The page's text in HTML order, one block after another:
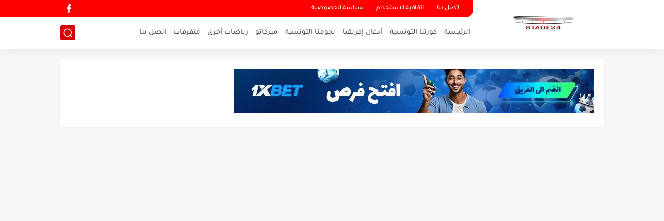
اتصل بنا اتفاقية الاستخدام سياسة الخصوصية
الرئيسية كورتنا التونسية أدغال إفريقيا نجومنا التونسية ميركاتو رياضات أخرى متفرقات اتصل بنا